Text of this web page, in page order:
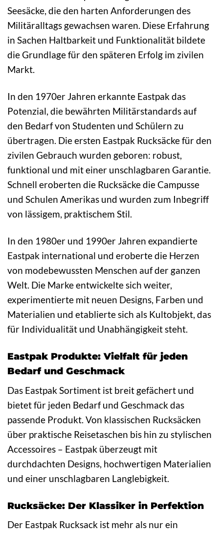
Seesäcke, die den harten Anforderungen des
Militäralltags gewachsen waren. Diese Erfahrung
in Sachen Haltbarkeit und Funktionalität bildete
die Grundlage für den späteren Erfolg im zivilen
Markt.
In den 1970er Jahren erkannte Eastpak das
Potenzial, die bewährten Militärstandards auf
den Bedarf von Studenten und Schülern zu
übertragen. Die ersten Eastpak Rucksäcke für den
zivilen Gebrauch wurden geboren: robust,
funktional und mit einer unschlagbaren Garantie.
Schnell eroberten die Rucksäcke die Campusse
und Schulen Amerikas und wurden zum Inbegriff
von lässigem, praktischem Stil.
In den 1980er und 1990er Jahren expandierte
Eastpak international und eroberte die Herzen
von modebewussten Menschen auf der ganzen
Welt. Die Marke entwickelte sich weiter,
experimentierte mit neuen Designs, Farben und
Materialien und etablierte sich als Kultobjekt, das
für Individualität und Unabhängigkeit steht.
Eastpak Produkte: Vielfalt für jeden
Bedarf und Geschmack
Das Eastpak Sortiment ist breit gefächert und
bietet für jeden Bedarf und Geschmack das
passende Produkt. Von klassischen Rucksäcken
über praktische Reisetaschen bis hin zu stylischen
Accessoires – Eastpak überzeugt mit
durchdachten Designs, hochwertigen Materialien
und einer unschlagbaren Langlebigkeit.
Rucksäcke: Der Klassiker in Perfektion
Der Eastpak Rucksack ist mehr als nur ein